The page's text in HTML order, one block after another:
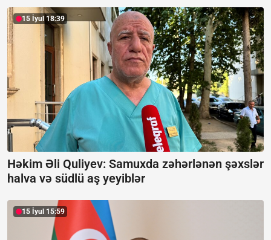
15 İyul 18:39
Həkim Əli Quliyev: Samuxda zəhərlənən şəxslər
halva və südlü aş yeyiblər
15 İyul 15:59